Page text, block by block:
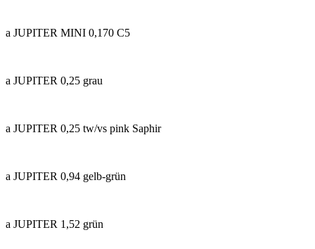
a JUPITER MINI 0,170 C5
a JUPITER 0,25 grau
a JUPITER 0,25 tw/vs pink Saphir
a JUPITER 0,94 gelb-grün
a JUPITER 1,52 grün